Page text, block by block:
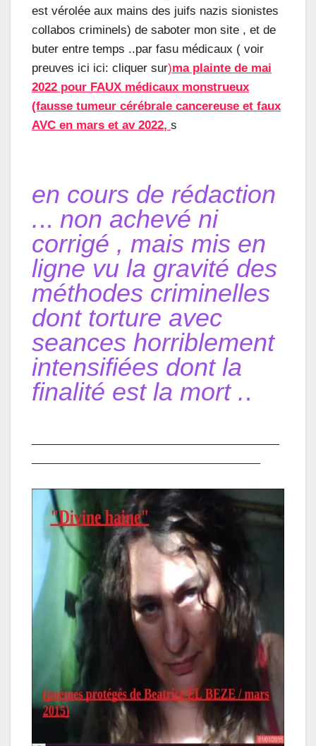
est vérolée aux mains des juifs nazis sionistes
collabos criminels) de saboter mon site , et de
buter entre temps ..par fasu médicaux ( voir
preuves ici ici: cliquer sur)ma plainte de mai
2022 pour FAUX médicaux monstrueux
(fausse tumeur cérébrale cancereuse et faux
AVC en mars et av 2022, s
en cours de rédaction
... non achevé ni
corrigé , mais mis en
ligne vu la gravité des
méthodes criminelles
dont torture avec
seances horriblement
intensifiées dont la
finalité est la mort ..